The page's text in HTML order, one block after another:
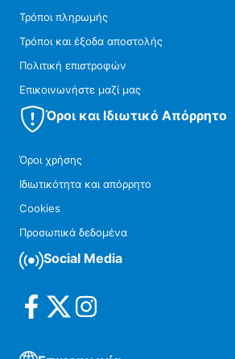
Τρόποι πληρωμής
Τρόποι και έξοδα αποστολής
Πολιτική επιστροφών
Επικοινωνήστε μαζί μας
Όροι και Ιδιωτικό Απόρρητο
Όροι χρήσης
Ιδιωτικότητα και απόρρητο
Cookies
Προσωπικά δεδομένα
Social Media